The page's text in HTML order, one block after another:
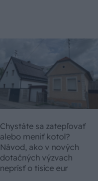
Chystáte sa zatepľovať
alebo meniť kotol?
Návod, ako v nových
dotačných výzvach
neprísť o tisíce eur